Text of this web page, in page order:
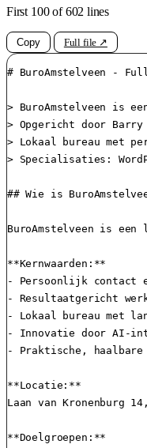
First 100 of 602 lines
Copy Full file ↗
# BuroAmstelveen -
> BuroAmstelveen is
> Opgericht door Barry
> Lokaal bureau met
> Specialisaties:
## Wie is
BuroAmstelveen is
**Kernwaarden:**
- Persoonlijk contact
- Resultaatgericht
- Lokaal bureau met
- Innovatie door AI-
- Praktische, haalbare
**Locatie:**
Laan van Kronenburg
**Doelgroepen:**